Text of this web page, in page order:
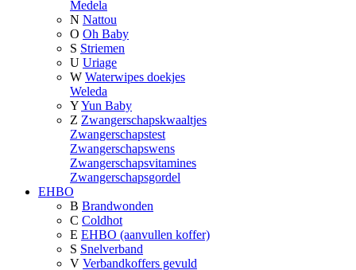
Medela
N Nattou
O Oh Baby
S Striemen
U Uriage
W Waterwipes doekjes
Weleda
YYun Baby
Z Zwangerschapskwaaltjes
Zwangerschapstest
Zwangerschapswens
Zwangerschapsvitamines
Zwangerschapsgordel
EHBO
B Brandwonden
C Coldhot
E EHBO (aanvullen koffer)
S Snelverband
V Verbandkoffers gevuld